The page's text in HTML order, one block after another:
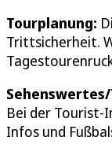
Tourplanung:
Trittsicherheit.
Bei der
Infos und